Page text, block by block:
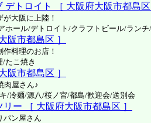
デトロイト ［ 大阪府大阪市都島
大阪に上陸！
ール/デトロイト/クラフトビール/ランチ
阪市都島区 ］
料理のお店！
たこ焼き
阪市都島区 ］
肉屋さん♪
/冷麺/源八/桜ノ宮/都島/歓迎会/送別会
ー ［ 大阪府大阪市都島区 ］
ン屋さん